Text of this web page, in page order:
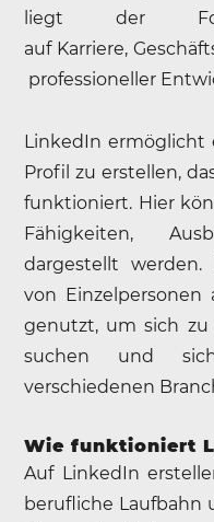
liegt der
auf Karriere,
professioneller
LinkedIn ermöglicht
Profil zu erstellen,
funktioniert. Hier
Fähigkeiten,
dargestellt werden.
von
genutzt, um sich zu
suchen und
verschiedenen
Wie funktioniert
Auf LinkedIn
berufliche Laufbahn